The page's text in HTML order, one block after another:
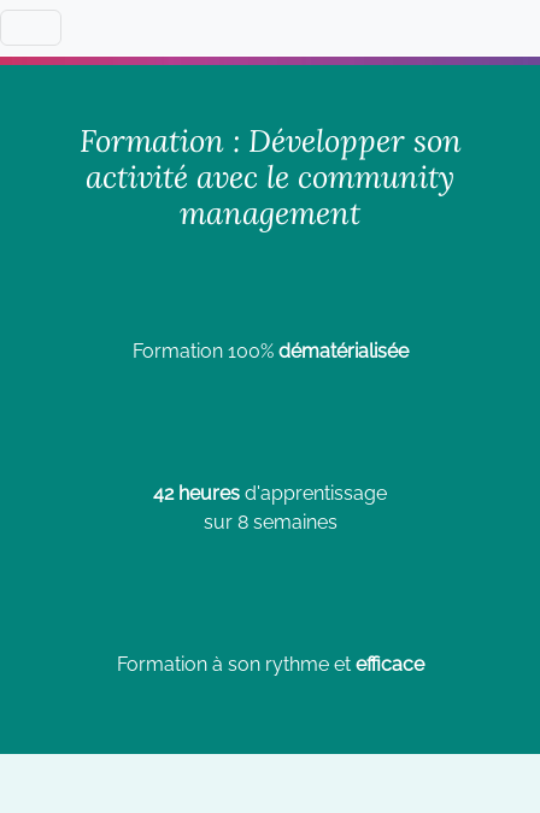
Formation : Développer son
activité avec le community
management
Formation 100% dématérialisée
42 heures d'apprentissage
sur 8 semaines
Formation à son rythme et efficace